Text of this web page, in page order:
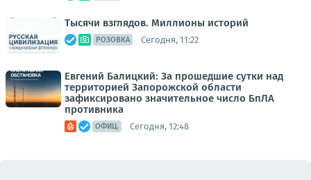
Тысячи взглядов. Миллионы историй
РОЗОВКА Сегодня, 11:22
Евгений Балицкий: За прошедшие сутки над
территорией Запорожской области
зафиксировано значительное число БпЛА
противника
ОФИЦ. Сегодня, 12:48